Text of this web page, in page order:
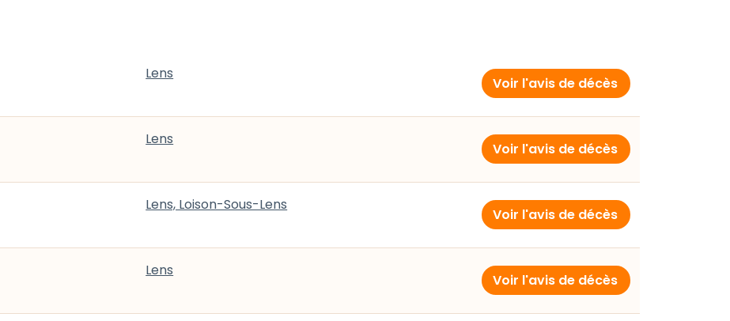
Lens
Voir l'avis de décès
Lens
Voir l'avis de décès
Lens, Loison-Sous-Lens
Voir l'avis de décès
Lens
Voir l'avis de décès